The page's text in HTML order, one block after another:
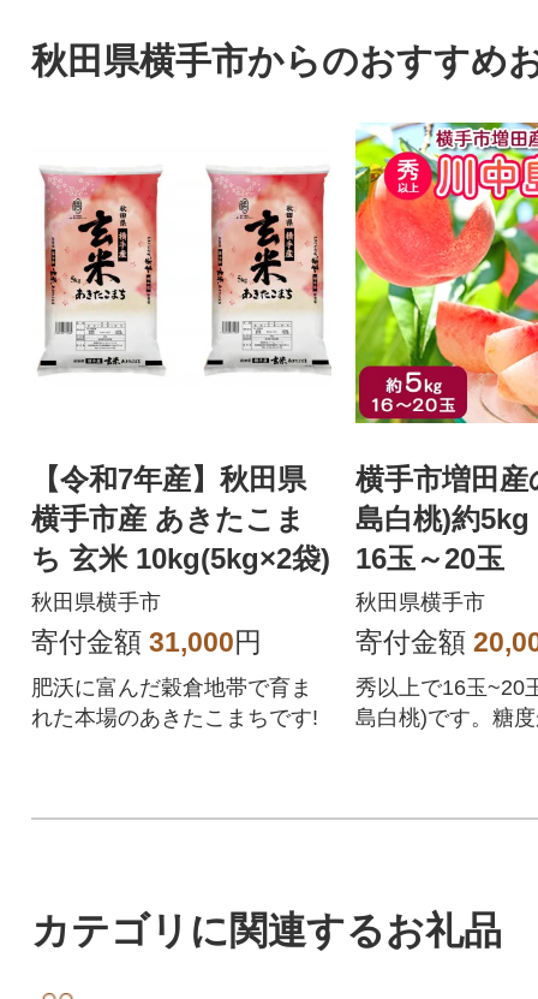
秋田県横手市からのおすすめ
【令和7年産】秋田県
横手市産 あきたこま
ち 玄米 10kg(5kg×2袋)
秋田県横手市
寄付金額 31,000円
肥沃に富んだ穀倉地帯で育ま
れた本場のあきたこまちです!
横手市増田産
島白桃)約
16玉～20玉
秋田県横手市
寄付金額
秀以上で16玉~20
島白桃)です。糖
カテゴリに関連するお礼品